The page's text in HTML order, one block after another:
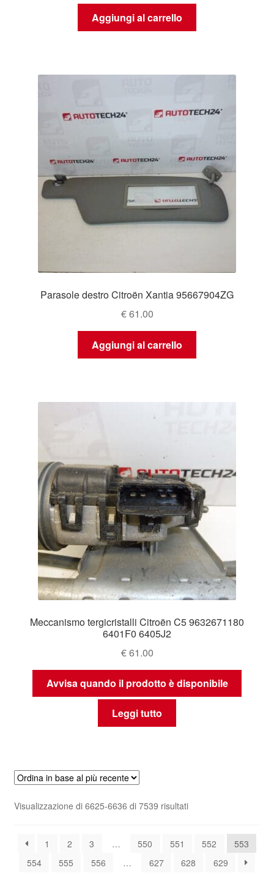
Aggiungi al carrello
Parasole destro Citroën Xantia 95667904ZG
€61.00
Aggiungi al carrello
Meccanismo tergicristalli Citroën C5 9632671180
6401F0 6405J2
€61.00
Avvisa quando il prodotto è disponibile
Leggi tutto
Visualizzazione di 6625-6636 di 7539 risultatiOrdina
più
1 2 3 … 550 551 552
553
554
555 556 … 627 628 629